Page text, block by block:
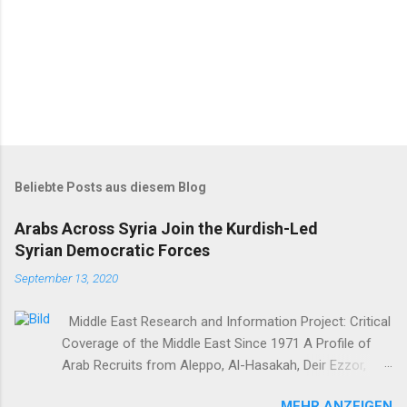
Beliebte Posts aus diesem Blog
Arabs Across Syria Join the Kurdish-Led
Syrian Democratic Forces
September 13, 2020
Middle East Research and Information Project: Critical
Coverage of the Middle East Since 1971 A Profile of
Arab Recruits from Aleppo, Al-Hasakah, Deir Ezzor,